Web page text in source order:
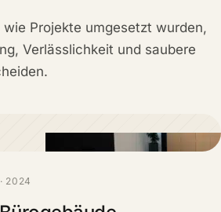
wie Projekte umgesetzt wurden,
Verlässlichkeit und saubere
2024